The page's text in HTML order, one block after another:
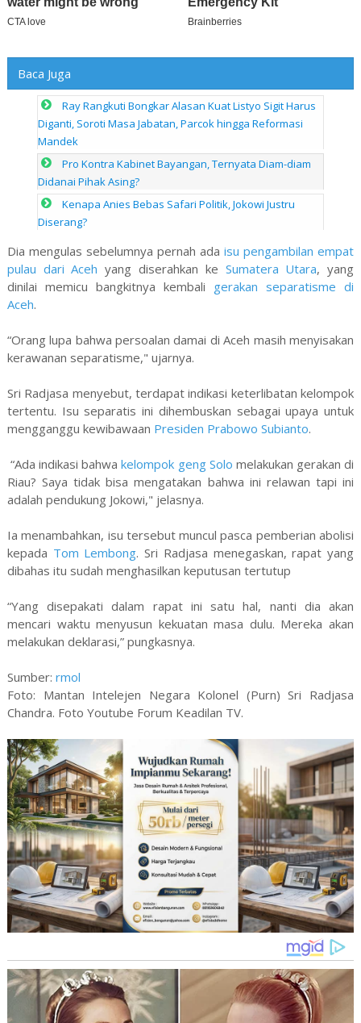
Baca Juga
Ray Rangkuti Bongkar Alasan Kuat Listyo Sigit Harus
Diganti, Soroti Masa Jabatan, Parcok hingga Reformasi
Mandek
Pro Kontra Kabinet Bayangan, Ternyata Diam-diam
Didanai Pihak Asing?
Kenapa Anies Bebas Safari Politik, Jokowi Justru
Diserang?
Dia mengulas sebelumnya pernah adaisu pengambilan empat
pulau dari Aceh yang diserahkan ke Sumatera Utara, yang
dinilai memicu bangkitnya kembali gerakan separatisme di
Aceh.
“Orang lupa bahwa persoalan damai di Aceh masih menyisakan
kerawanan separatisme," ujarnya.
Sri Radjasa menyebut, terdapat indikasi keterlibatan kelompok
tertentu. Isu separatis ini dihembuskan sebagai upaya untuk
mengganggu kewibawaan Presiden Prabowo Subianto.
“Ada indikasi bahwakelompok geng Solo melakukan gerakan di
Riau? Saya tidak bisa mengatakan bahwa ini relawan tapi ini
adalah pendukung Jokowi," jelasnya.
Ia menambahkan, isu tersebut muncul pasca pemberian abolisi
kepada Tom Lembong. Sri Radjasa menegaskan, rapat yang
dibahas itu sudah menghasilkan keputusan tertutup
“Yang disepakati dalam rapat ini satu hal, nanti dia akan
mencari waktu menyusun kekuatan masa dulu. Mereka akan
melakukan deklarasi,” pungkasnya.
Sumber: rmol
Foto: Mantan Intelejen Negara Kolonel (Purn) Sri Radjasa
Chandra. Foto Youtube Forum Keadilan TV.